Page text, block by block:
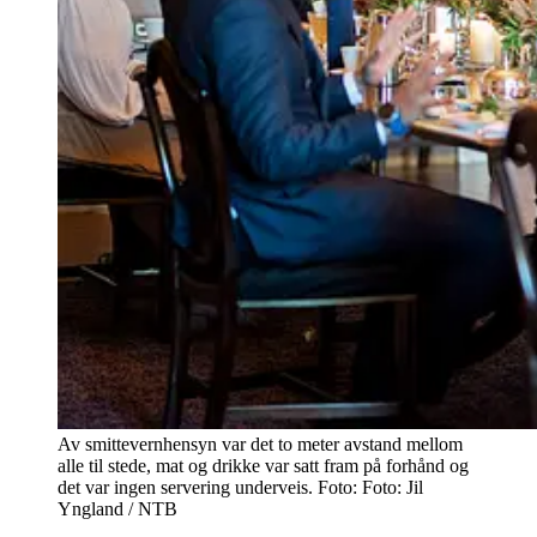
Av smittevernhensyn var det to meter avstand mellom
alle til stede, mat og drikke var satt fram på forhånd og
det var ingen servering underveis. Foto: Foto: Jil
Yngland / NTB